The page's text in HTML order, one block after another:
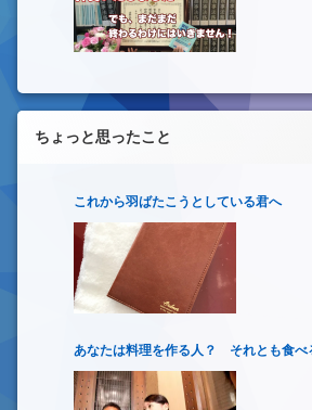
ちょっと思ったこと
これから羽ばたこうとしている君へ
あなたは料理を作る人？ それとも食べ